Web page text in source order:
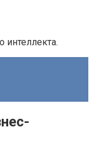
интеллекта.